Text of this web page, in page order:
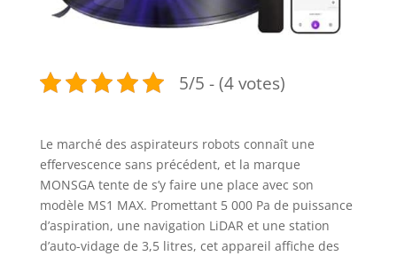
5/5 - (4 votes)
Le marché des aspirateurs robots connaît une
effervescence sans précédent, et la marque
MONSGA tente de s’y faire une place avec son
modèle MS1 MAX. Promettant 5 000 Pa de puissance
d’aspiration, une navigation LiDAR et une station
d’auto-vidage de 3,5 litres, cet appareil affiche des